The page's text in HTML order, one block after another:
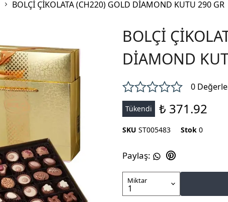
BOLÇİ ÇİKOLATA (CH220) GOLD DİAMOND KUTU 290 GR
BOLÇİ
DİAMOND
0
Tükendi ₺ 371.92
SKU ST005483 Stok 0
Paylaş:
Miktar